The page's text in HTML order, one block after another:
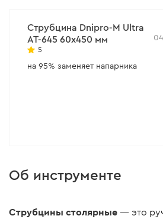
Струбцина Dnipro-M Ultra
AT-645 60х450 мм
5
на 95% заменяет напарника
Об инструменте
Струбцины столярные — это